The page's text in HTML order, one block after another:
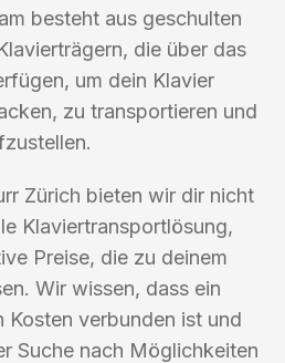
besteht aus geschulten
die über das
um dein Klavier
zu transportieren und
Zürich bieten wir dir nicht
Klaviertransportlösung,
Preise, die zu deinem
Wir wissen, dass ein
Kosten verbunden ist und
Suche nach Möglichkeiten